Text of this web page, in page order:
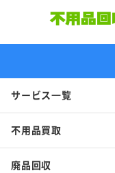
サービス一覧
不用品買取
廃品回収